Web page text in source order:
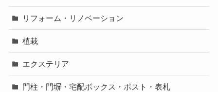
リフォーム・リノベーション
植栽
エクステリア
門柱・門塀・宅配ボックス・ポスト・表札